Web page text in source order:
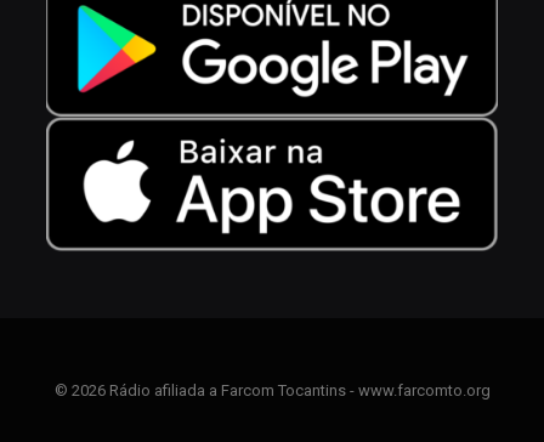
© 2026 Rádio afiliada a Farcom Tocantins - www.farcomto.org